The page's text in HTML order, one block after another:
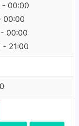
- 00:00
00:00
00:00
- 21:00